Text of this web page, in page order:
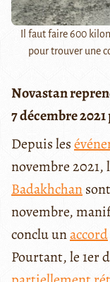
Il faut faire 600
pour trouver une
Novastan
7 décembre
Depuis les
novembre 2021,
Badakhchan
novembre,
conclu unaccord
Pourtant, le 1er